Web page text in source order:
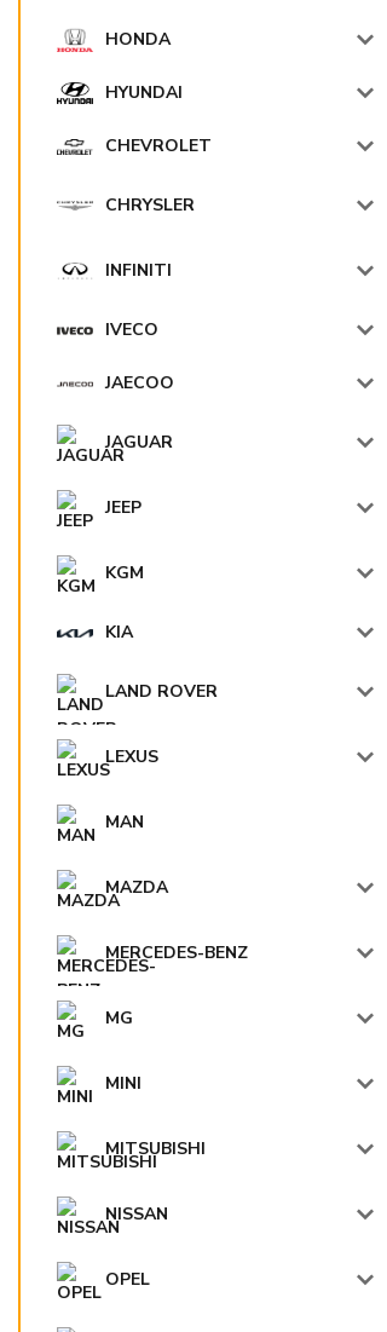
HONDA
HYUNDAI
CHEVROLET
CHRYSLER
INFINITI
IVECO
JAECOO
JAGUAR
JEEP
KGM
KIA
LAND ROVER
LEXUS
MAN
MAZDA
MERCEDES-BENZ
MG
MINI
MITSUBISHI
NISSAN
OPEL